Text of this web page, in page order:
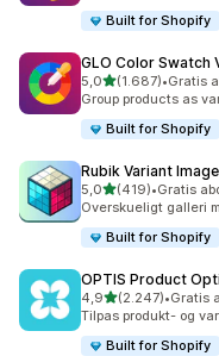
Built for Shopify
GLO Color Swatch
5,0ud af 5 stjerner
(1.687)
1687 anmeldelser i
•Gratis
Group products as
Built for Shopify
Rubik Variant
5,0ud af 5 stjerner
(419)
419 anmeldelser i alt
•Gratis
Overskueligt galleri
Built for Shopify
OPTIS Product
4,9ud af 5 stjerner
(2.247)
2247 anmeldelser i
•Gratis
Tilpas produkt- og
Built for Shopify